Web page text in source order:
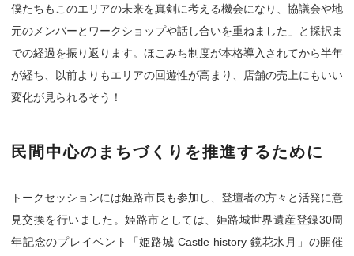
僕たちもこのエリアの未来を真剣に考える機会になり、協議会や地
元のメンバーとワークショップや話し合いを重ねました」と採択ま
での経過を振り返ります。ほこみち制度が本格導入されてから半年
が経ち、以前よりもエリアの回遊性が高まり、店舗の売上にもいい
変化が見られるそう！
民間中心のまちづくりを推進するために
トークセッションには姫路市長も参加し、登壇者の方々と活発に意
見交換を行いました。姫路市としては、姫路城世界遺産登録30周
年記念のプレイベント「姫路城 Castle history 鏡花水月」の開催